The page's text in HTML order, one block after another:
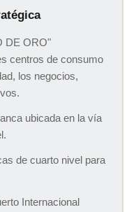
DE ORO"
centros de consumo
los negocios,
ubicada en la vía
de cuarto nivel para
Internacional